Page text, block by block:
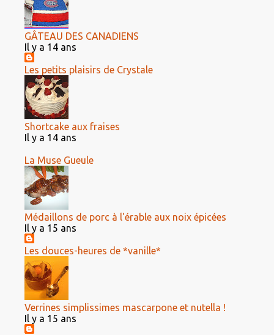
GÂTEAU DES CANADIENS
Il y a 14 ans
Les petits plaisirs de Crystale
Shortcake aux fraises
Il y a 14 ans
La Muse Gueule
Médaillons de porc à l'érable aux noix épicées
Il y a 15 ans
Les douces-heures de *vanille*
Verrines simplissimes mascarpone et nutella !
Il y a 15 ans